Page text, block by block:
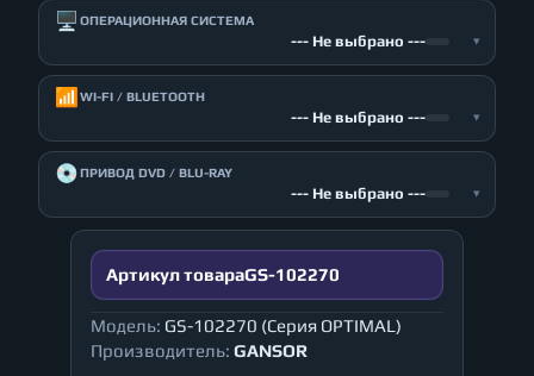
🖥️ ОПЕРАЦИОННАЯ СИСТЕМА
--- Не выбрано --- ▾
📶 WI-FI / BLUETOOTH
--- Не выбрано --- ▾
💿ПРИВОД DVD / BLU-RAY
--- Не выбрано --- ▾
Артикул товараGS-102270
Модель: GS-102270 (Серия OPTIMAL)
Производитель: GANSOR